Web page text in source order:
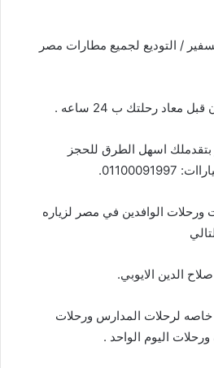
/ التوديع لجميع مطارات مصر
معاد رحلتك ب 24 ساعه .
بتقدملك اسهل الطرق للحجز
ورحلات الوافدين في مصر لزياره
الدين الايوبي.
خاصه لرحلات المدارس ورحلات
ورحلات اليوم الواحد .